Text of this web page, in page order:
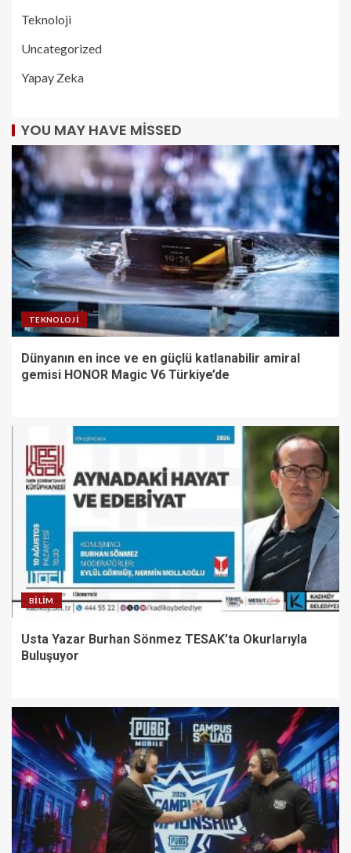
Teknoloji
Uncategorized
Yapay Zeka
YOU MAY HAVE MISSED
TEKNOLOJI
Dünyanın en ince ve en güçlü katlanabilir amiral
gemisi HONOR Magic V6 Türkiye’de
BILIM
Usta Yazar Burhan Sönmez TESAK’ta Okurlarıyla
Buluşuyor